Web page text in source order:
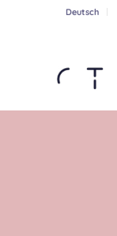
Deutsch